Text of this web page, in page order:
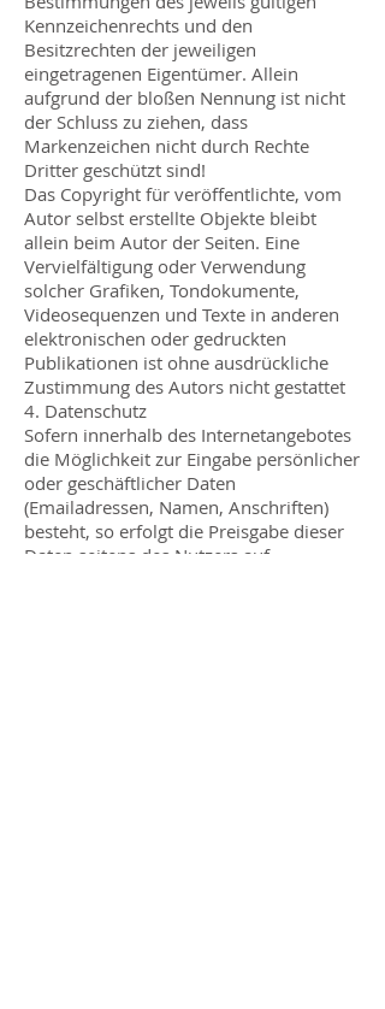
Kennzeichenrechts und den
Besitzrechten der jeweiligen
eingetragenen Eigentümer. Allein
aufgrund der bloßen Nennung ist nicht
der Schluss zu ziehen, dass
Markenzeichen nicht durch Rechte
Dritter geschützt sind!
Das Copyright für veröffentlichte, vom
Autor selbst erstellte Objekte bleibt
allein beim Autor der Seiten. Eine
Vervielfältigung oder Verwendung
solcher Grafiken, Tondokumente,
Videosequenzen und Texte in anderen
elektronischen oder gedruckten
Publikationen ist ohne ausdrückliche
Zustimmung des Autors nicht gestattet
4. Datenschutz
Sofern innerhalb des Internetangebotes
die Möglichkeit zur Eingabe persönlicher
oder geschäftlicher Daten
(Emailadressen, Namen, Anschriften)
besteht, so erfolgt die Preisgabe dieser
Daten seitens des Nutzers auf